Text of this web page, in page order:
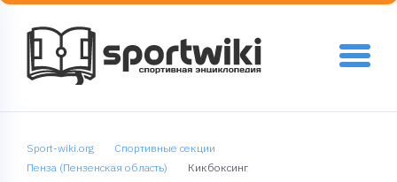
Sport-wiki.org
Спортивные секции
Пенза (Пензенская область)
Кикбоксинг